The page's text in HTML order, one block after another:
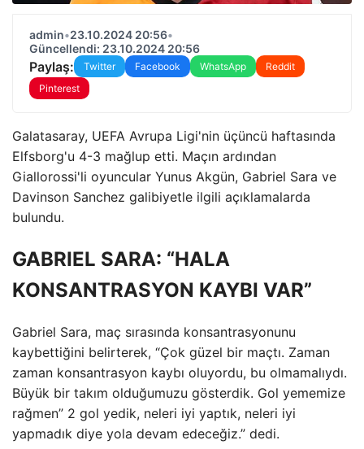
admin•23.10.2024 20:56•
Güncellendi: 23.10.2024 20:56
Paylaş: Twitter Facebook WhatsApp
Reddit
Pinterest
Galatasaray, UEFA Avrupa Ligi'nin üçüncü haftasında
Elfsborg'u 4-3 mağlup etti. Maçın ardından
Giallorossi'li oyuncular Yunus Akgün, Gabriel Sara ve
Davinson Sanchez galibiyetle ilgili açıklamalarda
bulundu.
GABRIEL SARA: “HALA
KONSANTRASYON KAYBI VAR”
Gabriel Sara, maç sırasında konsantrasyonunu
kaybettiğini belirterek, “Çok güzel bir maçtı. Zaman
zaman konsantrasyon kaybı oluyordu, bu olmamalıydı.
Büyük bir takım olduğumuzu gösterdik. Gol yememize
rağmen” 2 gol yedik, neleri iyi yaptık, neleri iyi
yapmadık diye yola devam edeceğiz.” dedi.